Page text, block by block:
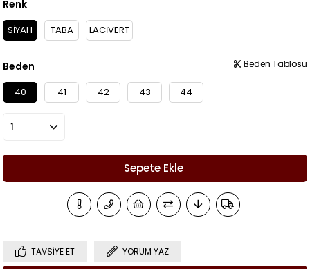
Renk
SİYAH TABA LACİVERT
Beden
40 41 42 43 44
Beden Tablosu
Beden Tablosu
TAVSIYE ET YORUM YAZ